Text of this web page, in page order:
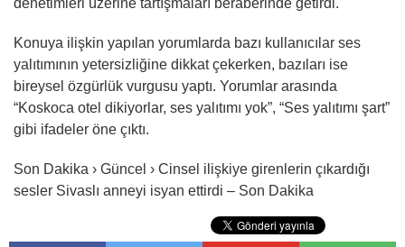
Konuya ilişkin yapılan yorumlarda bazı kullanıcılar ses
yalıtımının yetersizliğine dikkat çekerken, bazıları ise
bireysel özgürlük vurgusu yaptı. Yorumlar arasında
“Koskoca otel dikiyorlar, ses yalıtımı yok”, “Ses yalıtımı şart”
gibi ifadeler öne çıktı.
Son Dakika › Güncel › Cinsel ilişkiye girenlerin çıkardığı
sesler Sivaslı anneyi isyan ettirdi – Son Dakika